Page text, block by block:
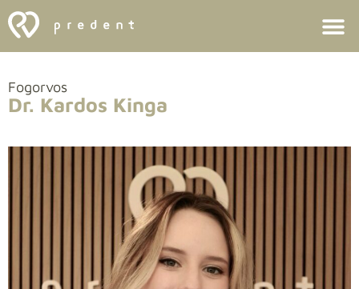
Fogorvos
Dr. Kardos Kinga